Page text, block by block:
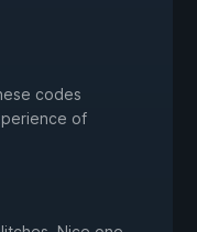
codes
of